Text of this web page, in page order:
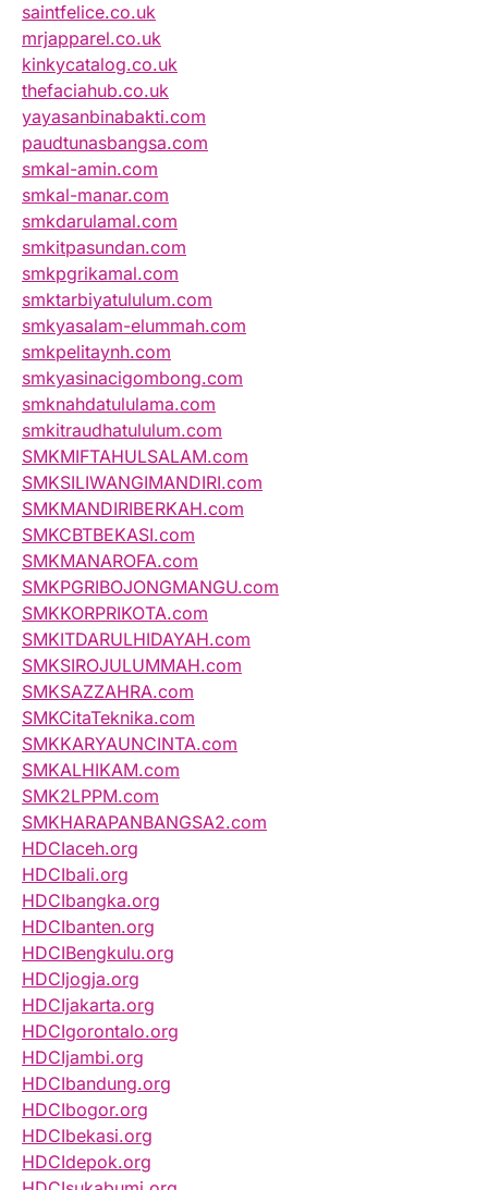
saintfelice.co.uk
mrjapparel.co.uk
kinkycatalog.co.uk
thefaciahub.co.uk
yayasanbinabakti.com
paudtunasbangsa.com
smkal-amin.com
smkal-manar.com
smkdarulamal.com
smkitpasundan.com
smkpgrikamal.com
smktarbiyatululum.com
smkyasalam-elummah.com
smkpelitaynh.com
smkyasinacigombong.com
smknahdatululama.com
smkitraudhatululum.com
SMKMIFTAHULSALAM.com
SMKSILIWANGIMANDIRI.com
SMKMANDIRIBERKAH.com
SMKCBTBEKASI.com
SMKMANAROFA.com
SMKPGRIBOJONGMANGU.com
SMKKORPRIKOTA.com
SMKITDARULHIDAYAH.com
SMKSIROJULUMMAH.com
SMKSAZZAHRA.com
SMKCitaTeknika.com
SMKKARYAUNCINTA.com
SMKALHIKAM.com
SMK2LPPM.com
SMKHARAPANBANGSA2.com
HDCIaceh.org
HDCIbali.org
HDCIbangka.org
HDCIbanten.org
HDCIBengkulu.org
HDCIjogja.org
HDCIjakarta.org
HDCIgorontalo.org
HDCIjambi.org
HDCIbandung.org
HDCIbogor.org
HDCIbekasi.org
HDCIdepok.org